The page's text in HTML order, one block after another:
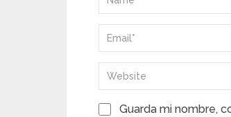
Guarda mi nombre,